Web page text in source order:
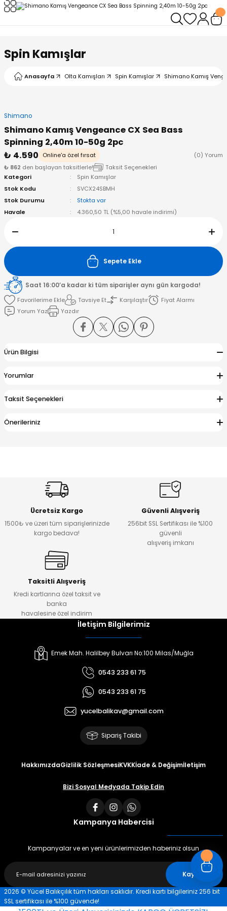
Spin Kamışlar
Anasayfa Olta Kamışları Spin Kamışlar Shimano Kamış
Shimano
Shimano Kamış Vengeance CX Sea Bass
Spinning 2,40m 10-50g 2pc
₺ 4.590
Online'a özel fırsat
(0) Yorum
₺ 862 den başlayan taksitlerle!
Taksit Seçenekleri
Kategori
Spin Kamışlar
Stok Kodu
SVCX24SBMH
Stok Durumu
Stokta var
Havale
4.360,50 TL (%5,00 havale indirimi)
Sepete Ekle
Saat 16:00’a kadar ki tüm siparişler aynı gün kargoda!
Tavsiye Et
Karşılaştır
Fiyat Alarmı
Yorum Yaz
Yazdır
Ürün Bilgisi
Yorumlar
Taksit Seçenekleri
Önerileriniz
Ücretsiz Kargo
1500₺ ve üzeri tüm siparişlerinizde
kargo bedava!
Güvenli Alışveriş
256bit SSL Sertifikası ile %100
güvenli
alışveriş imkanı
Taksitli Alışveriş
Kredi kartlarına özel taksit ve
banka
havalesine özel indirim
İletişim Bilgilerimiz
Emek Mah. Halilbey Bulvarı No:100 Milas/Muğla
0543 233 61 75
0543 233 61 75
yucelbalikav@gmail.com
Sipariş Takibi
HakkımızdaGizlilik SözleşmesiKVKKİade & Değişimİletişim
Bizi Sosyal Medyada Takip Edin
Kampanya Habercisi
Kampanyalar ve en yeni ürünlerimizden haberiniz olsun
Kaydet
2026 © Yücel Balıkçılık tüm hakları saklıdır. Kredi kartı bilgileriniz 256 bit
SSL sertifikası ile %100 güvende!
Kamışlar
Misinalar
& El Feneri